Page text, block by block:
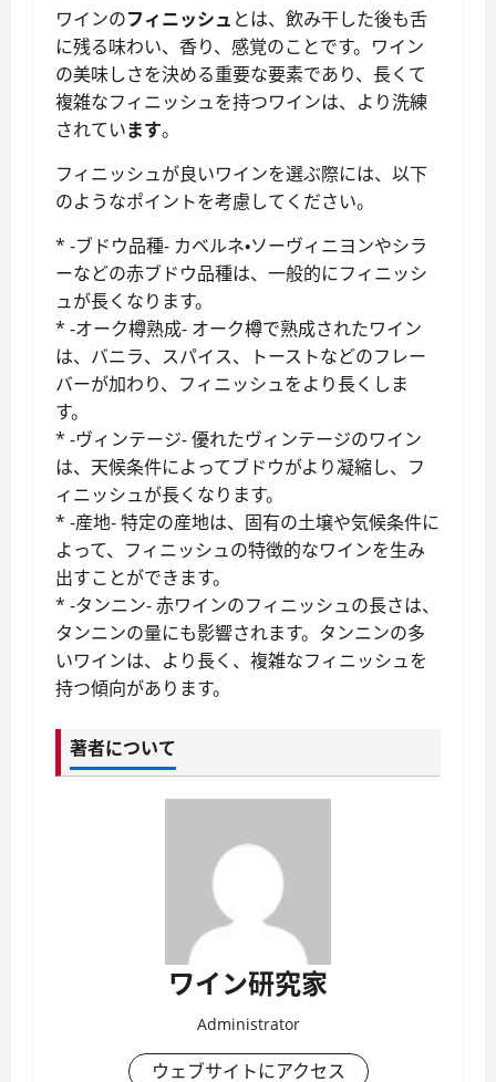
ワインのフィニッシュ とは、飲み干した後も舌
に残る味わい、香り、感覚のことです。ワイン
の美味しさを決める重要な要素であり、長くて
複雑なフィニッシュを持つワインは、より洗練
されています。
フィニッシュが良いワインを選ぶ際には、以下
のようなポイントを考慮してください。
* -ブドウ品種- カベルネ・ソーヴィニヨンやシラ
ーなどの赤ブドウ品種は、一般的にフィニッシ
ュが長くなります。
* -オーク樽熟成- オーク樽で熟成されたワイン
は、バニラ、スパイス、トーストなどのフレー
バーが加わり、フィニッシュをより長くしま
す。
* -ヴィンテージ- 優れたヴィンテージのワイン
は、天候条件によってブドウがより凝縮し、フ
ィニッシュが長くなります。
* -産地- 特定の産地は、固有の土壌や気候条件に
よって、フィニッシュの特徴的なワインを生み
出すことができます。
* -タンニン- 赤ワインのフィニッシュの長さは、
タンニンの量にも影響されます。タンニンの多
いワインは、より長く、複雑なフィニッシュを
持つ傾向があります。
著者について
ワイン研究家
Administrator
ウェブサイトにアクセス